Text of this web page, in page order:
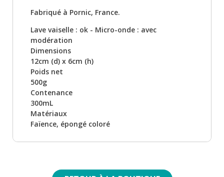
Fabriqué à Pornic, France.
Lave vaiselle : ok - Micro-onde : avec
modération
Dimensions
12cm (d) x 6cm (h)
Poids net
500g
Contenance
300mL
Matériaux
Faïence, épongé coloré